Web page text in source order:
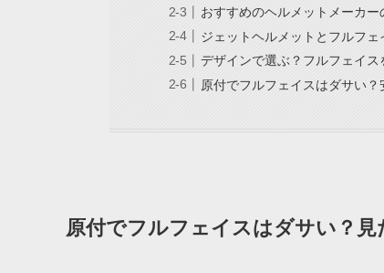
おすすめのヘルメットメーカー
ジェットヘルメットとフルフェ
デザインで選ぶ？フルフェイ
原付でフルフェイスはダサい
原付でフルフェイスはダサい？見